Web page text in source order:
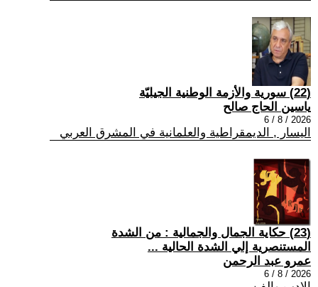
(22) سورية والأزمة الوطنية الجيليّة
ياسين الحاج صالح
2026 / 8 / 6
اليسار , الديمقراطية والعلمانية في المشرق العربي
(23) حكاية الجمال والجمالية : من الشدة
المستنصرية إلي الشدة الحالية ...
عمرو عبد الرحمن
2026 / 8 / 6